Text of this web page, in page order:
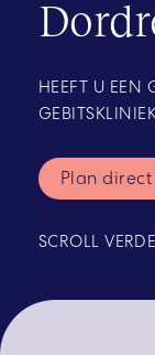
HEEFT U EEN
Plan
SCROLL